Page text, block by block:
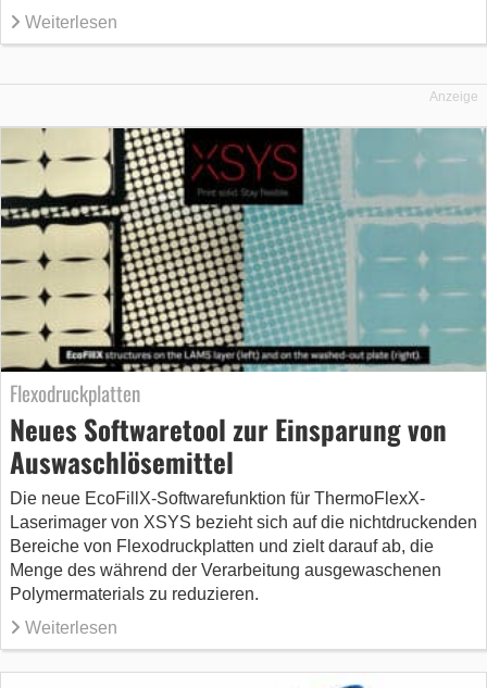
Weiterlesen
Anzeige
Flexodruckplatten
Neues Softwaretool zur Einsparung von
Auswaschlösemittel
Die neue EcoFillX-Softwarefunktion für ThermoFlexX-
Laserimager von XSYS bezieht sich auf die nichtdruckenden
Bereiche von Flexodruckplatten und zielt darauf ab, die
Menge des während der Verarbeitung ausgewaschenen
Polymermaterials zu reduzieren.
Weiterlesen